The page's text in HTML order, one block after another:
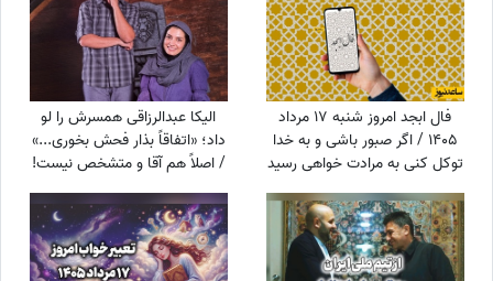
فال ابجد امروز شنبه 17 مرداد
1405 / اگر صبور باشی و به خدا
توکل کنی به مرادت خواهی رسید
الیکا عبدالرزاقی همسرش را لو
داد؛ «اتفاقاً بذار فحش بخوری...»
/ اصلاً هم آقا و متشخص نیست!